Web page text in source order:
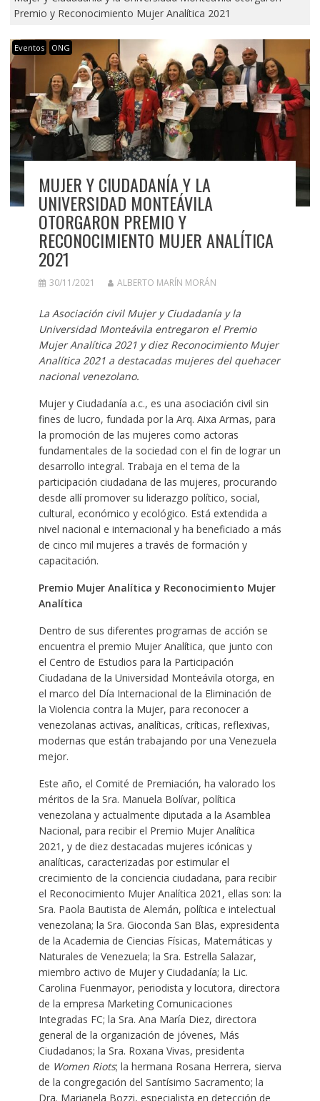
Premio y Reconocimiento Mujer Analítica 2021
Eventos ONG
MUJER Y CIUDADANÍA Y LA
UNIVERSIDAD MONTEÁVILA
OTORGARON PREMIO Y
RECONOCIMIENTO MUJER ANALÍTICA
2021
30/11/2021 ALBERTO MARÍN MORÁN
La Asociación civil Mujer y Ciudadanía y la
Universidad Monteávila entregaron el Premio
Mujer Analítica 2021 y diez Reconocimiento Mujer
Analítica 2021 a destacadas mujeres del quehacer
nacional venezolano.
Mujer y Ciudadanía a.c., es una asociación civil sin
fines de lucro, fundada por la Arq. Aixa Armas, para
la promoción de las mujeres como actoras
fundamentales de la sociedad con el fin de lograr un
desarrollo integral. Trabaja en el tema de la
participación ciudadana de las mujeres, procurando
desde allí promover su liderazgo político, social,
cultural, económico y ecológico. Está extendida a
nivel nacional e internacional y ha beneficiado a más
de cinco mil mujeres a través de formación y
capacitación.
Premio Mujer Analítica y Reconocimiento Mujer
Analítica
Dentro de sus diferentes programas de acción se
encuentra el premio Mujer Analítica, que junto con
el Centro de Estudios para la Participación
Ciudadana de la Universidad Monteávila otorga, en
el marco del Día Internacional de la Eliminación de
la Violencia contra la Mujer, para reconocer a
venezolanas activas, analíticas, críticas, reflexivas,
modernas que están trabajando por una Venezuela
mejor.
Este año, el Comité de Premiación, ha valorado los
méritos de la Sra. Manuela Bolívar, política
venezolana y actualmente diputada a la Asamblea
Nacional, para recibir el Premio Mujer Analítica
2021, y de diez destacadas mujeres icónicas y
analíticas, caracterizadas por estimular el
crecimiento de la conciencia ciudadana, para recibir
el Reconocimiento Mujer Analítica 2021, ellas son: la
Sra. Paola Bautista de Alemán, política e intelectual
venezolana; la Sra. Gioconda San Blas, expresidenta
de la Academia de Ciencias Físicas, Matemáticas y
Naturales de Venezuela; la Sra. Estrella Salazar,
miembro activo de Mujer y Ciudadanía; la Lic.
Carolina Fuenmayor, periodista y locutora, directora
de la empresa Marketing Comunicaciones
Integradas FC; la Sra. Ana María Diez, directora
general de la organización de jóvenes, Más
Ciudadanos; la Sra. Roxana Vivas, presidenta
de Women Riots; la hermana Rosana Herrera, sierva
de la congregación del Santísimo Sacramento; la
Dra. Marianela Bozzi, especialista en detección de